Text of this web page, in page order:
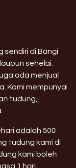
sendiri di Bangi
sehelai.
ada menjual
Kami mempunyai
tudung,
adalah 500
tudung kami di
kami boleh
1 hari.